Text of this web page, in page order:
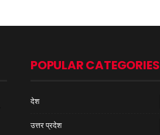
POPULAR CATEGORIES
देश
उत्तर प्रदेश